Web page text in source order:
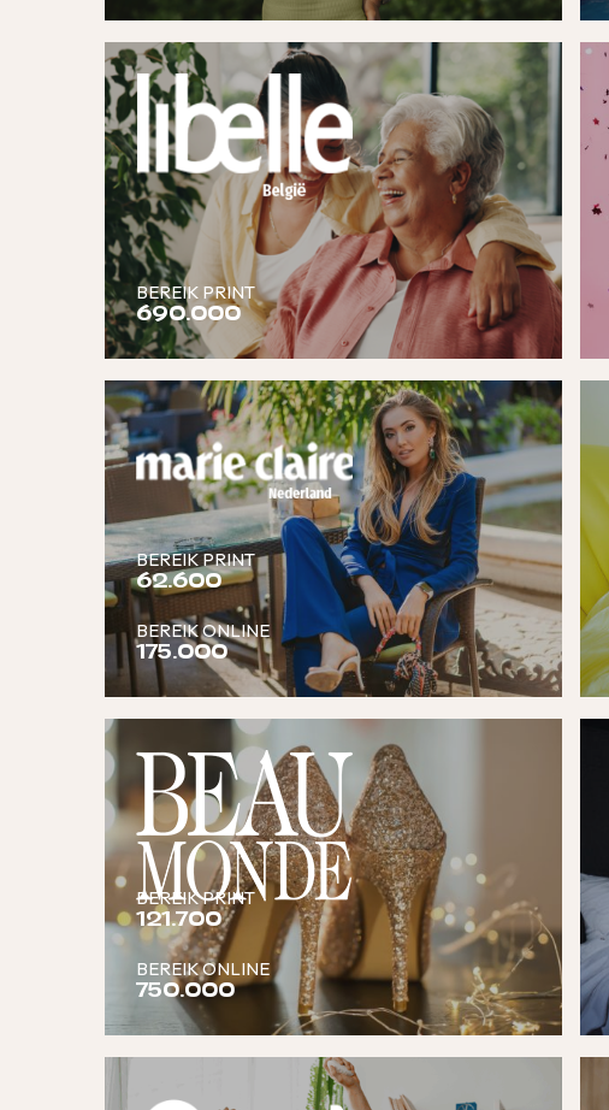
BEREIK PRINT
690.000
BEREIK PRINT
62.600
BEREIK ONLINE
175.000
BEREIK PRINT
121.700
BEREIK ONLINE
750.000